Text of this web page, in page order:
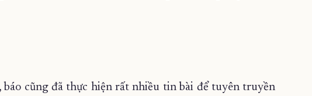
cũng đã thực hiện rất nhiều tin bài để tuyên truyền